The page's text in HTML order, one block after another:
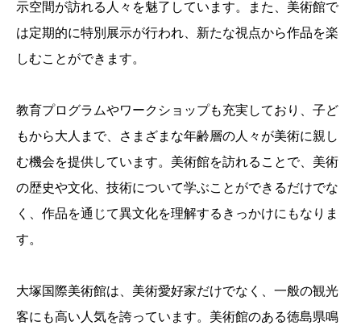
示空間が訪れる人々を魅了しています。また、美術館で
は定期的に特別展示が行われ、新たな視点から作品を楽
しむことができます。
教育プログラムやワークショップも充実しており、子ど
もから大人まで、さまざまな年齢層の人々が美術に親し
む機会を提供しています。美術館を訪れることで、美術
の歴史や文化、技術について学ぶことができるだけでな
く、作品を通じて異文化を理解するきっかけにもなりま
す。
大塚国際美術館は、美術愛好家だけでなく、一般の観光
客にも高い人気を誇っています。美術館のある徳島県鳴